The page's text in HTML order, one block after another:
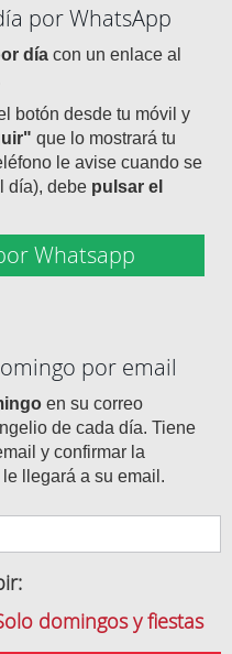
por WhatsApp
día con un enlace al
botón desde tu móvil y
que lo mostrará tu
le avise cuando se
día), debe pulsar el
Whatsapp
por email
en su correo
de cada día. Tiene
y confirmar la
llegará a su email.
domingos y fiestas